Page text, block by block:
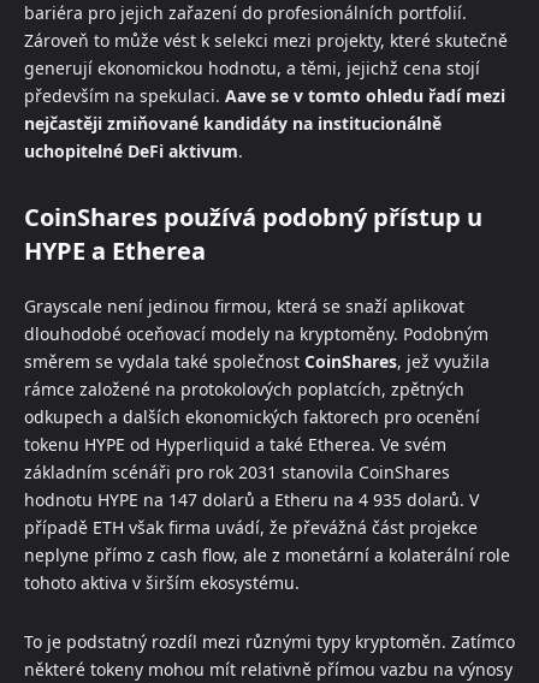
bariéra pro jejich zařazení do profesionálních portfolií.
Zároveň to může vést k selekci mezi projekty, které skutečně
generují ekonomickou hodnotu, a těmi, jejichž cena stojí
především na spekulaci. Aave se v tomto ohledu řadí mezi
nejčastěji zmiňované kandidáty na institucionálně
uchopitelné DeFi aktivum.
CoinShares používá podobný přístup u
HYPE a Etherea
Grayscale není jedinou firmou, která se snaží aplikovat
dlouhodobé oceňovací modely na kryptoměny. Podobným
směrem se vydala také společnost CoinShares, jež využila
rámce založené na protokolových poplatcích, zpětných
odkupech a dalších ekonomických faktorech pro ocenění
tokenu HYPE od Hyperliquid a také Etherea. Ve svém
základním scénáři pro rok 2031 stanovila CoinShares
hodnotu HYPE na 147 dolarů a Etheru na 4 935 dolarů. V
případě ETH však firma uvádí, že převážná část projekce
neplyne přímo z cash flow, ale z monetární a kolaterální role
tohoto aktiva v širším ekosystému.
To je podstatný rozdíl mezi různými typy kryptoměn. Zatímco
některé tokeny mohou mít relativně přímou vazbu na výnosy